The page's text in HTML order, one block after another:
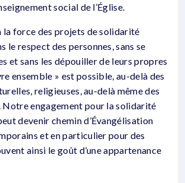
social de l’Église.
la force des projets de solidarité
le respect des personnes, sans se
et sans les dépouiller de leurs propres
ensemble » est possible, au-delà des
religieuses, au-delà même des
Notre engagement pour la solidarité
devenir chemin d’Évangélisation
et en particulier pour des
ainsi le goût d’une appartenance